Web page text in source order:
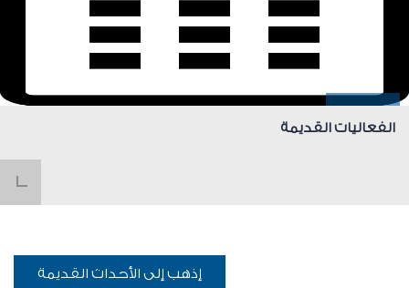
الفعاليات القديمة
إذهب إلى الأحداث القديمة